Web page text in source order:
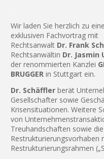
Wir laden Sie herzlich zu
exklusiven Fachvortrag mit
Rechtsanwalt Dr. Frank
Rechtsanwältin Dr. Jasmin
der renommierten Kanzlei
BRUGGER in Stuttgart ein.
Dr. Schäffler berät
Gesellschafter sowie
Krisensituationen. Weitere
von
Treuhandschaften sowie
Restrukturierungsvorhaben
Restrukturierungsrahmen